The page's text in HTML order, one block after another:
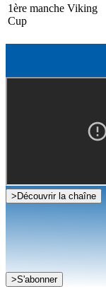
1ère manche Viking
Cup
> Découvrir la chaîne
Je souhaite
J'accepte que mes
politique de
>S'abonner